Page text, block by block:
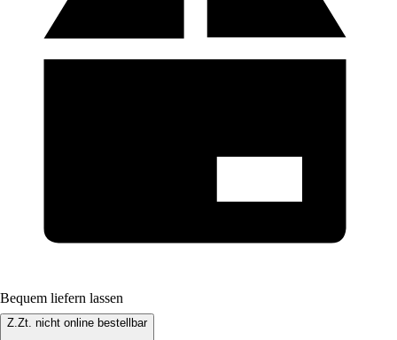
Bequem liefern lassen
Z.Zt. nicht online bestellbar